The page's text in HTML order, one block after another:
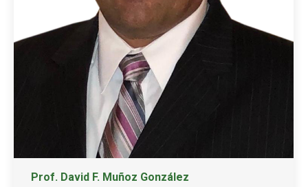
Prof. David F. Muñoz González